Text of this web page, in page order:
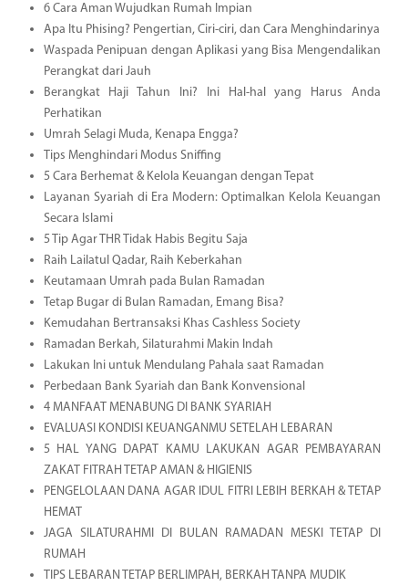
6 Cara Aman Wujudkan Rumah Impian
Apa Itu Phising? Pengertian, Ciri-ciri, dan Cara Menghindarinya
Waspada Penipuan dengan Aplikasi yang Bisa Mengendalikan
Perangkat dari Jauh
Berangkat Haji Tahun Ini? Ini Hal-hal yang Harus Anda
Perhatikan
Umrah Selagi Muda, Kenapa Engga?
Tips Menghindari Modus Sniffing
5 Cara Berhemat & Kelola Keuangan dengan Tepat
Layanan Syariah di Era Modern: Optimalkan Kelola Keuangan
Secara Islami
5 Tip Agar THR Tidak Habis Begitu Saja
Raih Lailatul Qadar, Raih Keberkahan
Keutamaan Umrah pada Bulan Ramadan
Tetap Bugar di Bulan Ramadan, Emang Bisa?
Kemudahan Bertransaksi Khas Cashless Society
Ramadan Berkah, Silaturahmi Makin Indah
Lakukan Ini untuk Mendulang Pahala saat Ramadan
Perbedaan Bank Syariah dan Bank Konvensional
4 MANFAAT MENABUNG DI BANK SYARIAH
EVALUASI KONDISI KEUANGANMU SETELAH LEBARAN
5 HAL YANG DAPAT KAMU LAKUKAN AGAR PEMBAYARAN
ZAKAT FITRAH TETAP AMAN & HIGIENIS
PENGELOLAAN DANA AGAR IDUL FITRI LEBIH BERKAH & TETAP
HEMAT
JAGA SILATURAHMI DI BULAN RAMADAN MESKI TETAP DI
RUMAH
TIPS LEBARAN TETAP BERLIMPAH, BERKAH TANPA MUDIK